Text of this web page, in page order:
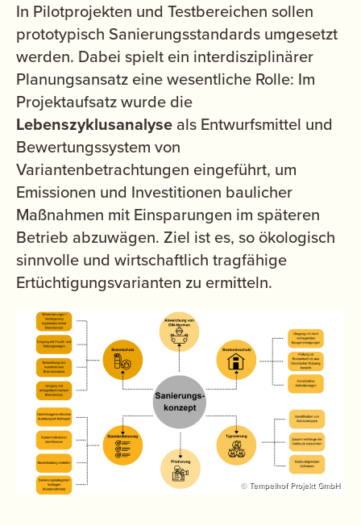
In Pilotprojekten und Testbereichen sollen
prototypisch Sanierungsstandards umgesetzt
werden. Dabei spielt ein interdisziplinärer
Planungsansatz eine wesentliche Rolle: Im
Projektaufsatz wurde die
Lebenszyklusanalyse als Entwurfsmittel und
Bewertungssystem von
Variantenbetrachtungen eingeführt, um
Emissionen und Investitionen baulicher
Maßnahmen mit Einsparungen im späteren
Betrieb abzuwägen. Ziel ist es, so ökologisch
sinnvolle und wirtschaftlich tragfähige
Ertüchtigungsvarianten zu ermitteln.
© Tempelhof Projekt GmbH